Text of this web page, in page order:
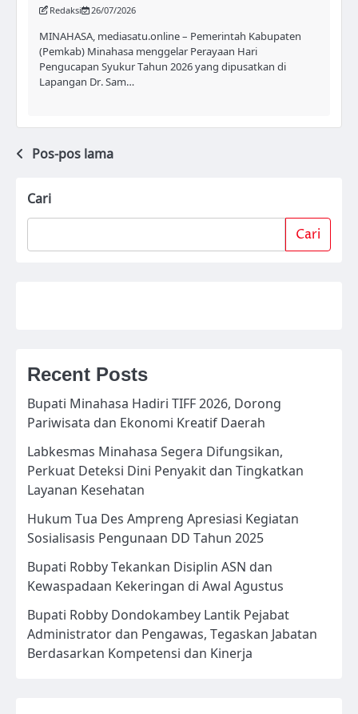
Redaksi 26/07/2026
MINAHASA, mediasatu.online – Pemerintah Kabupaten
(Pemkab) Minahasa menggelar Perayaan Hari
Pengucapan Syukur Tahun 2026 yang dipusatkan di
Lapangan Dr. Sam…
Navigasi
Pos-pos lama
Cari
Cari
Recent Posts
Bupati Minahasa Hadiri TIFF 2026, Dorong
Pariwisata dan Ekonomi Kreatif Daerah
Labkesmas Minahasa Segera Difungsikan,
Perkuat Deteksi Dini Penyakit dan Tingkatkan
Layanan Kesehatan
Hukum Tua Des Ampreng Apresiasi Kegiatan
Sosialisasis Pengunaan DD Tahun 2025
Bupati Robby Tekankan Disiplin ASN dan
Kewaspadaan Kekeringan di Awal Agustus
Bupati Robby Dondokambey Lantik Pejabat
Administrator dan Pengawas, Tegaskan Jabatan
Berdasarkan Kompetensi dan Kinerja